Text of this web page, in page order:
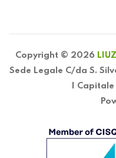
Copyright © 2026
Sede Legale C/da S.
|